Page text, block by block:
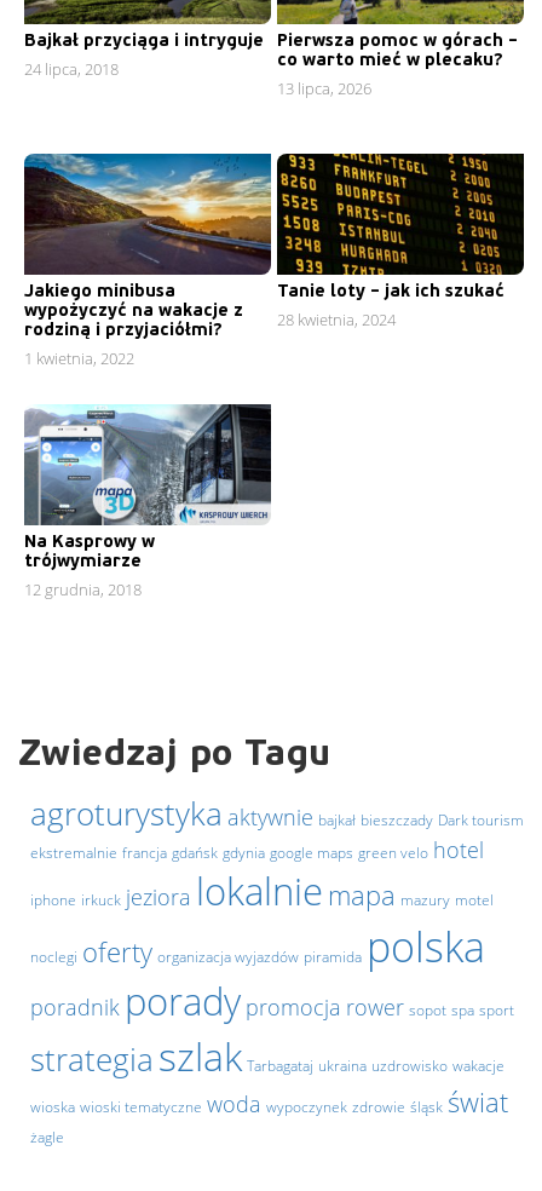
Bajkał przyciąga i intryguje
24 lipca, 2018
Pierwsza pomoc w górach –
co warto mieć w plecaku?
13 lipca, 2026
Jakiego minibusa
wypożyczyć na wakacje z
rodziną i przyjaciółmi?
1 kwietnia, 2022
Tanie loty – jak ich szukać
28 kwietnia, 2024
Na Kasprowy w
trójwymiarze
12 grudnia, 2018
Zwiedzaj po Tagu
agroturystyka aktywnie bajkał bieszczady Dark tourism
ekstremalnie francja gdańsk gdynia google maps green velo hotel
iphone irkuck jeziora lokalnie mapa mazury motel
noclegi oferty organizacja wyjazdów piramida polska
poradnik porady promocja rower sopot spa sport
strategia szlak Tarbagataj ukraina uzdrowisko wakacje
wioska wioski tematyczne woda wypoczynek zdrowie śląsk świat
żagle